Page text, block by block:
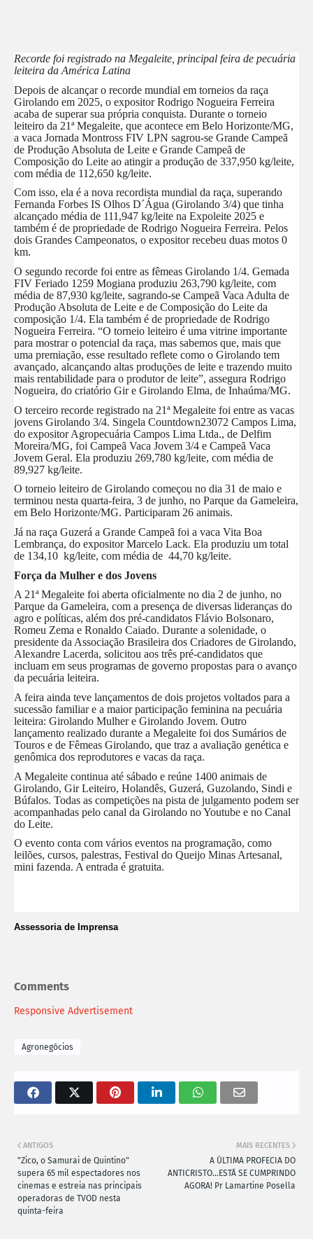
Recorde foi registrado na Megaleite, principal feira de pecuária
leiteira da América Latina
Depois de alcançar o recorde mundial em torneios da raça
Girolando em 2025, o expositor Rodrigo Nogueira Ferreira
acaba de superar sua própria conquista. Durante o torneio
leiteiro da 21ª Megaleite, que acontece em Belo Horizonte/MG,
a vaca Jornada Montross FIV LPN sagrou-se Grande Campeã
de Produção Absoluta de Leite e Grande Campeã de
Composição do Leite ao atingir a produção de 337,950 kg/leite,
com média de 112,650 kg/leite.
Com isso, ela é a nova recordista mundial da raça, superando
Fernanda Forbes IS Olhos D´Água (Girolando 3/4) que tinha
alcançado média de 111,947 kg/leite na Expoleite 2025 e
também é de propriedade de Rodrigo Nogueira Ferreira. Pelos
dois Grandes Campeonatos, o expositor recebeu duas motos 0
km.
O segundo recorde foi entre as fêmeas Girolando 1/4. Gemada
FIV Feriado 1259 Mogiana produziu 263,790 kg/leite, com
média de 87,930 kg/leite, sagrando-se Campeã Vaca Adulta de
Produção Absoluta de Leite e de Composição do Leite da
composição 1/4. Ela também é de propriedade de Rodrigo
Nogueira Ferreira. “O torneio leiteiro é uma vitrine importante
para mostrar o potencial da raça, mas sabemos que, mais que
uma premiação, esse resultado reflete como o Girolando tem
avançado, alcançando altas produções de leite e trazendo muito
mais rentabilidade para o produtor de leite”, assegura Rodrigo
Nogueira, do criatório Gir e Girolando Elma, de Inhaúma/MG.
O terceiro recorde registrado na 21ª Megaleite foi entre as vacas
jovens Girolando 3/4. Singela Countdown23072 Campos Lima,
do expositor Agropecuária Campos Lima Ltda., de Delfim
Moreira/MG, foi Campeã Vaca Jovem 3/4 e Campeã Vaca
Jovem Geral. Ela produziu 269,780 kg/leite, com média de
89,927 kg/leite.
O torneio leiteiro de Girolando começou no dia 31 de maio e
terminou nesta quarta-feira, 3 de junho, no Parque da Gameleira,
em Belo Horizonte/MG. Participaram 26 animais.
Já na raça Guzerá a Grande Campeã foi a vaca Vita Boa
Lembrança, do expositor Marcelo Lack. Ela produziu um total
de 134,10 kg/leite, com média de 44,70 kg/leite.
Força da Mulher e dos Jovens
A 21ª Megaleite foi aberta oficialmente no dia 2 de junho, no
Parque da Gameleira, com a presença de diversas lideranças do
agro e políticas, além dos pré-candidatos Flávio Bolsonaro,
Romeu Zema e Ronaldo Caiado. Durante a solenidade, o
presidente da Associação Brasileira dos Criadores de Girolando,
Alexandre Lacerda, solicitou aos três pré-candidatos que
incluam em seus programas de governo propostas para o avanço
da pecuária leiteira.
A feira ainda teve lançamentos de dois projetos voltados para a
sucessão familiar e a maior participação feminina na pecuária
leiteira: Girolando Mulher e Girolando Jovem. Outro
lançamento realizado durante a Megaleite foi dos Sumários de
Touros e de Fêmeas Girolando, que traz a avaliação genética e
genômica dos reprodutores e vacas da raça.
A Megaleite continua até sábado e reúne 1400 animais de
Girolando, Gir Leiteiro, Holandês, Guzerá, Guzolando, Sindi e
Búfalos. Todas as competições na pista de julgamento podem ser
acompanhadas pelo canal da Girolando no Youtube e no Canal
do Leite.
O evento conta com vários eventos na programação, como
leilões, cursos, palestras, Festival do Queijo Minas Artesanal,
mini fazenda. A entrada é gratuita.
Assessoria de Imprensa
Comments
Responsive Advertisement
Agronegócios
MAIS RECENTES
A ÚLTIMA PROFECIA DO
ANTICRISTO…ESTÁ SE CUMPRINDO
AGORA! Pr Lamartine Posella
ANTIGOS
"Zico, o Samurai de Quintino"
supera 65 mil espectadores nos
cinemas e estreia nas principais
operadoras de TVOD nesta
quinta-feira